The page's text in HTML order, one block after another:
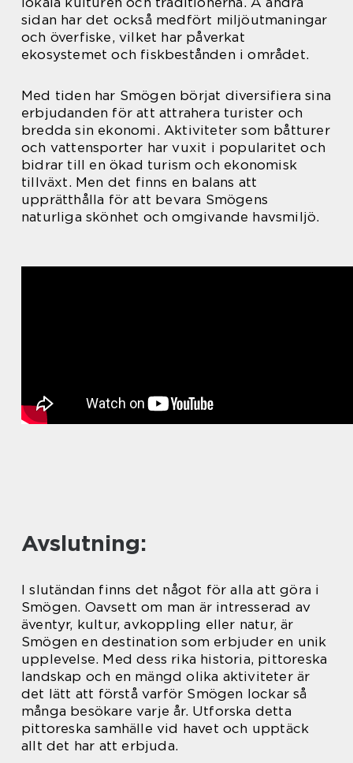
sidan har det också medfört miljöutmaningar
och överfiske, vilket har påverkat
ekosystemet och fiskbestånden i området.
Med tiden har Smögen börjat diversifiera sina
erbjudanden för att attrahera turister och
bredda sin ekonomi. Aktiviteter som båtturer
och vattensporter har vuxit i popularitet och
bidrar till en ökad turism och ekonomisk
tillväxt. Men det finns en balans att
upprätthålla för att bevara Smögens
naturliga skönhet och omgivande havsmiljö.
Avslutning:
I slutändan finns det något för alla att göra i
Smögen. Oavsett om man är intresserad av
äventyr, kultur, avkoppling eller natur, är
Smögen en destination som erbjuder en unik
upplevelse. Med dess rika historia, pittoreska
landskap och en mängd olika aktiviteter är
det lätt att förstå varför Smögen lockar så
många besökare varje år. Utforska detta
pittoreska samhälle vid havet och upptäck
allt det har att erbjuda.